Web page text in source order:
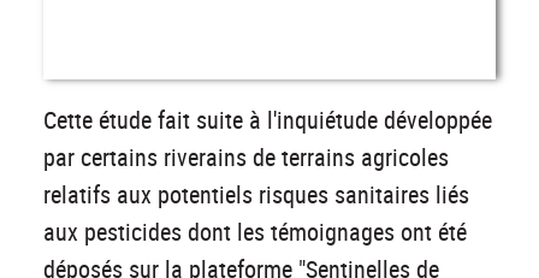
Cette étude fait suite à l'inquiétude développée
par certains riverains de terrains agricoles
relatifs aux potentiels risques sanitaires liés
aux pesticides dont les témoignages ont été
déposés sur la plateforme "Sentinelles de